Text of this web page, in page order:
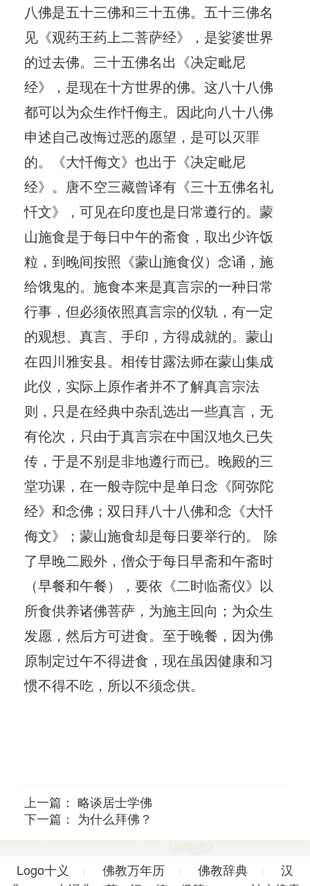
八佛是五十三佛和三十五佛。五十三佛名
见《观药王药上二菩萨经》，是娑婆世界
的过去佛。三十五佛名出《决定毗尼
经》，是现在十方世界的佛。这八十八佛
都可以为众生作忏侮主。因此向八十八佛
申述自己改悔过恶的愿望，是可以灭罪
的。《大忏侮文》也出于《决定毗尼
经》。唐不空三藏曾译有《三十五佛名礼
忏文》，可见在印度也是日常遵行的。蒙
山施食是于每日中午的斋食，取出少许饭
粒，到晚间按照《蒙山施食仪）念诵，施
给饿鬼的。施食本来是真言宗的一种日常
行事，但必须依照真言宗的仪轨，有一定
的观想、真言、手印，方得成就的。蒙山
在四川雅安县。相传甘露法师在蒙山集成
此仪，实际上原作者并不了解真言宗法
则，只是在经典中杂乱选出一些真言，无
有伦次，只由于真言宗在中国汉地久已失
传，于是不别是非地遵行而已。晚殿的三
堂功课，在一般寺院中是单日念《阿弥陀
经》和念佛；双日拜八十八佛和念《大忏
侮文》；蒙山施食却是每日要举行的。 除
了早晚二殿外，僧众于每日早斋和午斋时
（早餐和午餐），要依《二时临斋仪》以
所食供养诸佛菩萨，为施主回向；为众生
发愿，然后方可进食。至于晚餐，因为佛
原制定过午不得进食，现在虽因健康和习
惯不得不吃，所以不须念供。
上一篇： 略谈居士学佛
下一篇： 为什么拜佛？
Logo十义 | 佛教万年历 | 佛教辞典 |
汉